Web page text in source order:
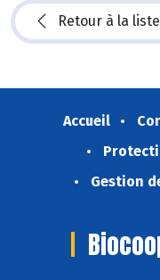
Retour à la liste
Accueil
Gestion